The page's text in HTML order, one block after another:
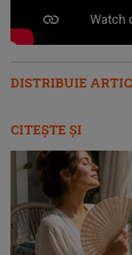
DISTRIBUIE
CITEȘTE ȘI